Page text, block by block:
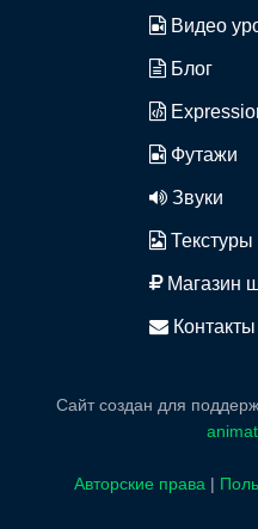
Видео
Блог
Футажи
Звуки
Текстуры
Магазин
Контакты
Сайт создан для
Авторские права |